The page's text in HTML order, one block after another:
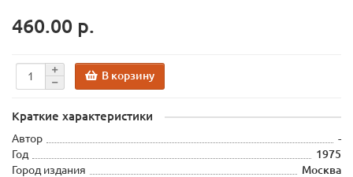
460.00 р.
В корзину
Краткие характеристики
Автор
-
Год
1975
Город издания
Москва